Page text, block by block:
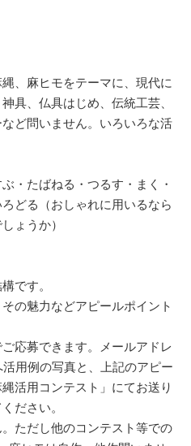
、麻ヒモをテーマに、現代に
具、仏具はじめ、伝統工芸、
ど問いません。いろいろな活
・たばねる・つるす・まく・
どる（おしゃれに用いるなら
ょうか）
です。
の魅力などアピールポイント
応募できます。メールアドレ
用例の写真と、上記のアピー
活用コンテスト」にてお送り
ださい。
ただし他のコンテスト等での